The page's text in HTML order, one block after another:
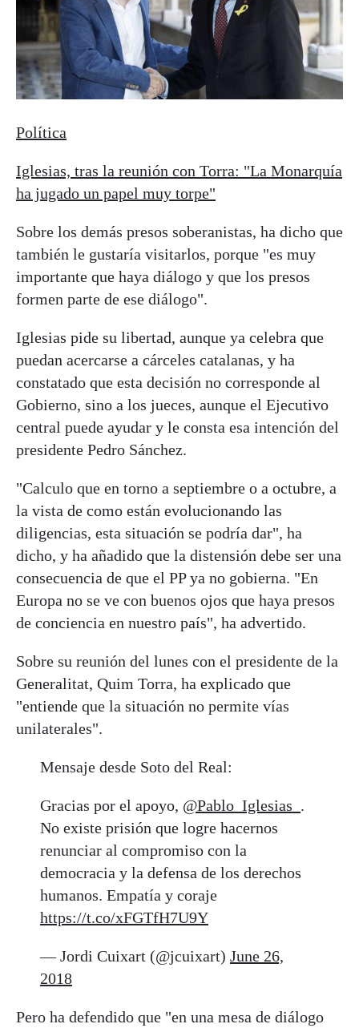
Política
Iglesias, tras la reunión con Torra: "La Monarquía
ha jugado un papel muy torpe"
Sobre los demás presos soberanistas, ha dicho que
también le gustaría visitarlos, porque "es muy
importante que haya diálogo y que los presos
formen parte de ese diálogo".
Iglesias pide su libertad, aunque ya celebra que
puedan acercarse a cárceles catalanas, y ha
constatado que esta decisión no corresponde al
Gobierno, sino a los jueces, aunque el Ejecutivo
central puede ayudar y le consta esa intención del
presidente Pedro Sánchez.
"Calculo que en torno a septiembre o a octubre, a
la vista de como están evolucionando las
diligencias, esta situación se podría dar", ha
dicho, y ha añadido que la distensión debe ser una
consecuencia de que el PP ya no gobierna. "En
Europa no se ve con buenos ojos que haya presos
de conciencia en nuestro país", ha advertido.
Sobre su reunión del lunes con el presidente de la
Generalitat, Quim Torra, ha explicado que
"entiende que la situación no permite vías
unilaterales".
Mensaje desde Soto del Real:
Gracias por el apoyo, @Pablo_Iglesias_ .
No existe prisión que logre hacernos
renunciar al compromiso con la
democracia y la defensa de los derechos
humanos. Empatía y coraje
https://t.co/xFGTfH7U9Y
— Jordi Cuixart (@jcuixart) June 26,
2018
Pero ha defendido que "en una mesa de diálogo